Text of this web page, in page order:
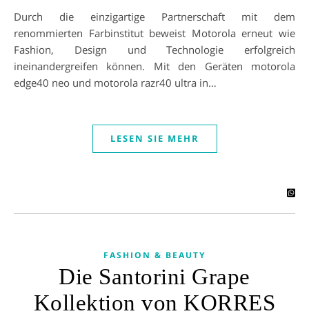
Durch die einzigartige Partnerschaft mit dem
renommierten Farbinstitut beweist Motorola erneut wie
Fashion, Design und Technologie erfolgreich
ineinandergreifen können. Mit den Geräten motorola
edge40 neo und motorola razr40 ultra in…
LESEN SIE MEHR
FASHION & BEAUTY
Die Santorini Grape
Kollektion von KORRES